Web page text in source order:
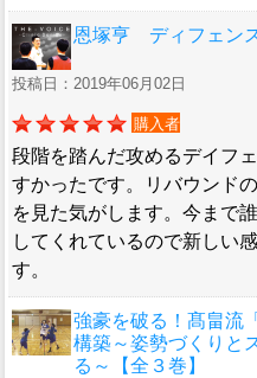
恩塚亨 ディフェン
投稿日：2019年06月02日
購入者
段階を踏んだ攻めるデイフ
すかったです。リバウンド
を見た気がします。今まで
してくれているので新しい
す。
強豪を破る！髙畠流
構築～姿勢づくりと
る～【全３巻】